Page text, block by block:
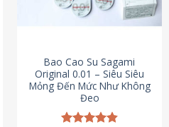
phẩm
Bao Cao Su Sagami
Original 0.01 – Siêu Siêu
Mỏng Đến Mức Như Không
Đeo